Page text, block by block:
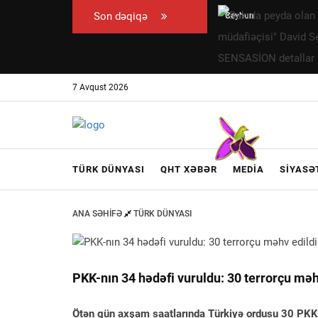
Son dəqiqə
başlayıb
Bakıda
peyda olan
"beynəlxalq
müdafiəçisi"
David
Seliverstov
kimdir? –
7 Avqust 2026
TÜRK DÜNYASI QHT XƏBƏR MEDIA
ANA SƏHIFƏ TÜRK DÜNYASI
PKK-nın 34 hədəfi vuruldu: 30 terrorçu
Ötən gün axşam saatlarında Türkiyə ordusu 30